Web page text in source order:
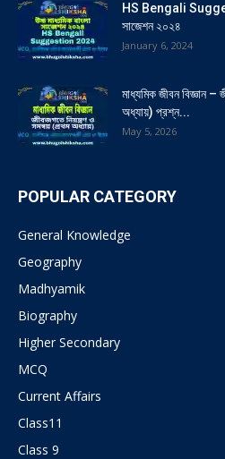
HS Bengali
সাজেশন ২০২৪
January 6, 2024
মাধ্যমিক জীবন বিজ্ঞান
অধ্যায়) প্রশ্ন...
May 5, 2026
POPULAR CATEGORY
General Knowledge
Geography
Madhyamik
Biography
Higher Secondary
MCQ
Current Affairs
Class11
Class 9